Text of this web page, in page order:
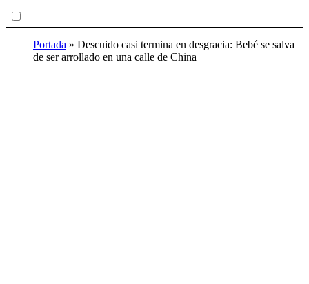
Portada » Descuido casi termina en desgracia: Bebé se salva
de ser arrollado en una calle de China